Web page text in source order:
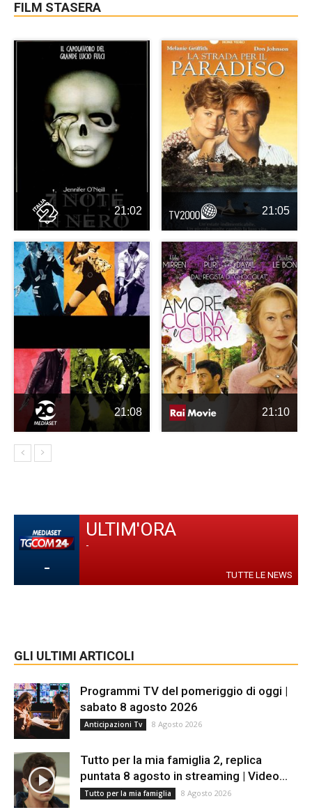
FILM STASERA
21:02 21:05
21:08 21:10
-
ULTIM'ORA
-
TUTTE LE NEWS
GLI ULTIMI ARTICOLI
Programmi TV del pomeriggio di oggi |
sabato 8 agosto 2026
Anticipazioni Tv 8 Agosto 2026
Tutto per la mia famiglia 2, replica
puntata 8 agosto in streaming | Video...
Tutto per la mia famiglia 8 Agosto 2026